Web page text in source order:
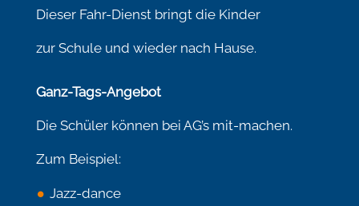
Dieser Fahr-Dienst bringt die Kinder
zur Schule und wieder nach Hause.
Ganz-Tags-Angebot
Die Schüler können bei AG’s mit-machen.
Zum Beispiel:
Jazz-dance